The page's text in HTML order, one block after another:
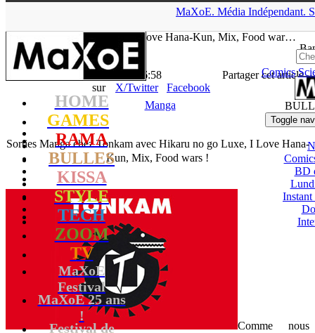
MaXoE. Média Indépendant.
HOME
GAMES
RAMA
BULLES
KISSA
STYLE
TECH
ZOOM
TV
MaXoE
Festival
MaXoE 25 ans
!
Festival de
Comics
Toggle
BD
Instant
avec Hikaru no go Luxe, I Love Hana-Kun, Mix, Food war…
- 25.04.16, 16:58
Partager cet article
sur
X/Twitter
Facebook
Manga
Sorties Manga chez Tonkam avec Hikaru no go Luxe, I Love Hana-
Kun, Mix, Food wars !
Comme nous